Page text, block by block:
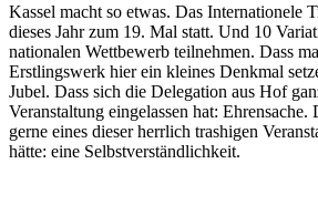
Kassel macht so etwas. Das Internationele
dieses Jahr zum 19. Mal statt. Und 10
nationalen Wettbewerb teilnehmen. Dass
Erstlingswerk hier ein kleines Denkmal
Jubel. Dass sich die Delegation aus Hof
Veranstaltung eingelassen hat: Ehrensache.
gerne eines dieser herrlich trashigen
hätte: eine Selbstverständlichkeit.